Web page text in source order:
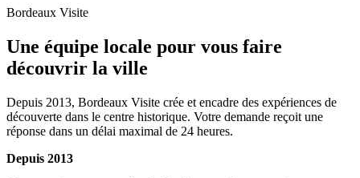
Depuis 2013, Bordeaux Visite crée et encadre des expériences de
réponse dans un délai maximal de 24 heures.
Depuis 2013
Une connaissance concrète de Bordeaux et de ses quartiers.
Guide privatisé
Aucun autre visiteur n’est ajouté à votre groupe.